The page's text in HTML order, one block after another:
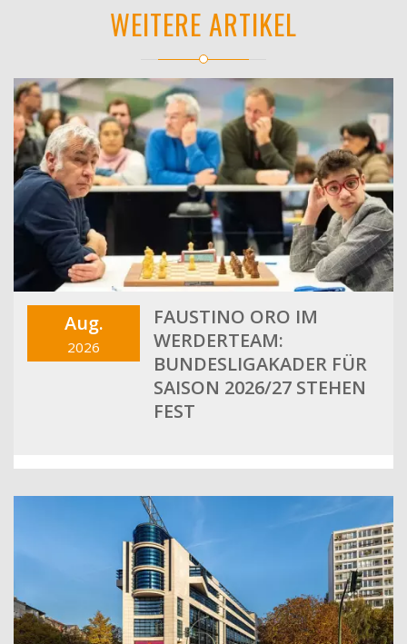
WEITERE ARTIKEL
Aug.
2026
FAUSTINO ORO IM
WERDERTEAM:
BUNDESLIGAKADER FÜR
SAISON 2026/27 STEHEN
FEST